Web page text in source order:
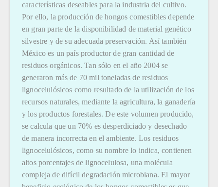
características deseables para la industria del cultivo.
Por ello, la producción de hongos comestibles depende
en gran parte de la disponibilidad de material genético
silvestre y de su adecuada preservación. Así también
México es un país productor de gran cantidad de
residuos orgánicos. Tan sólo en el año 2004 se
generaron más de 70 mil toneladas de residuos
lignocelulósicos como resultado de la utilización de los
recursos naturales, mediante la agricultura, la ganadería
y los productos forestales. De este volumen producido,
se calcula que un 70% es desperdiciado y desechado
de manera incorrecta en el ambiente. Los residuos
lignocelulósicos, como su nombre lo indica, contienen
altos porcentajes de lignocelulosa, una molécula
compleja de difícil degradación microbiana. El mayor